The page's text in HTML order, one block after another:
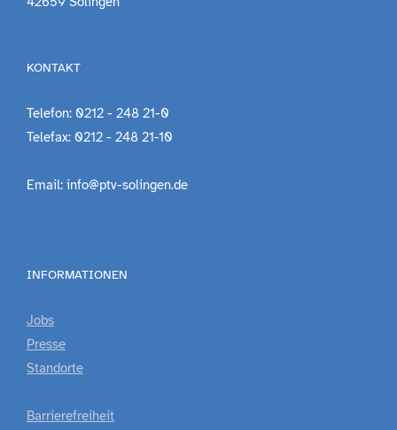
KONTAKT
Telefon: 0212 - 248 21-0
Telefax: 0212 - 248 21-10
Email: info@ptv-solingen.de
INFORMATIONEN
Jobs
Presse
Standorte
Barrierefreiheit